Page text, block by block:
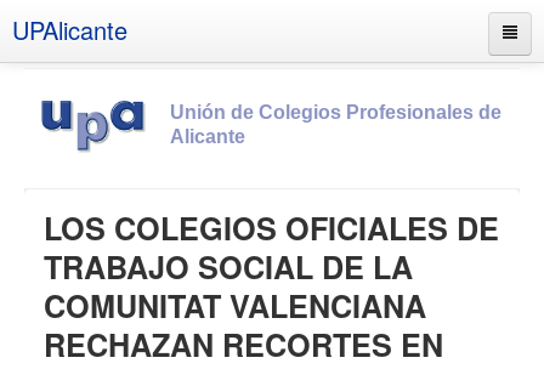
UPAlicante
Unión de Colegios Profesionales de
Alicante
Socios
Estatutos
LOS COLEGIOS OFICIALES DE
TRABAJO SOCIAL DE LA
COMUNITAT VALENCIANA
RECHAZAN RECORTES EN